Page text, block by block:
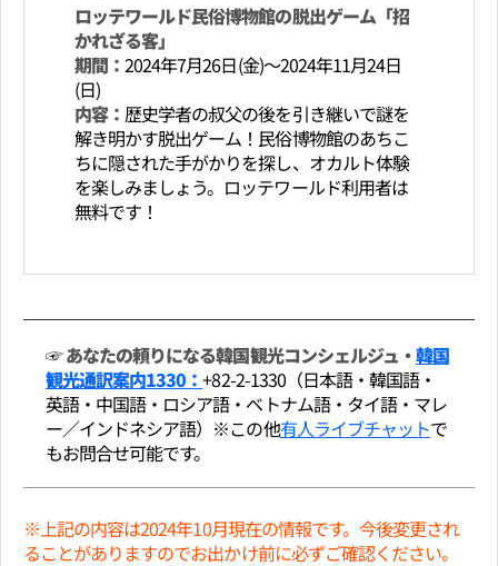
ロッテワールド民俗博物館の脱出ゲーム「招
かれざる客」
期間：2024年7月26日(金)～2024年11月24日
(日)
内容： 歴史学者の叔父の後を引き継いで謎を
解き明かす脱出ゲーム！民俗博物館のあちこ
ちに隠された手がかりを探し、オカルト体験
を楽しみましょう。ロッテワールド利用者は
無料です！
☞あなたの頼りになる韓国観光コンシェルジュ・韓国
観光通訳案内1330：+82-2-1330（日本語・韓国語・
英語・中国語・ロシア語・ベトナム語・タイ語・マレ
ー／インドネシア語）※この他有人ライブチャットで
もお問合せ可能です。
※上記の内容は2024年10月現在の情報です。今後変更され
ることがありますのでお出かけ前に必ずご確認ください。